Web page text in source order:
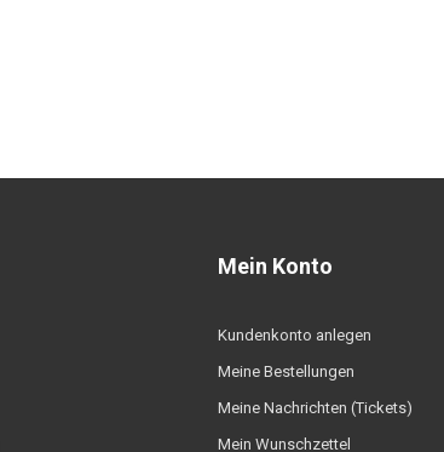
Mein Konto
Kundenkonto anlegen
Meine Bestellungen
Meine Nachrichten (Tickets)
Mein Wunschzettel